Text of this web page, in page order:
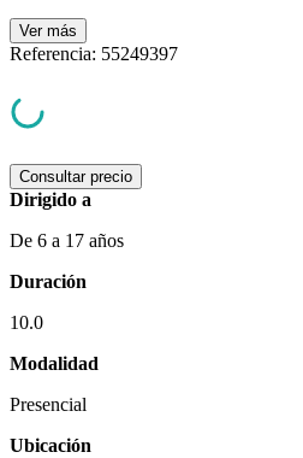
Ver más
Referencia: 55249397
Consultar precio
Dirigido a
De 6 a 17 años
Duración
10.0
Modalidad
Presencial
Ubicación